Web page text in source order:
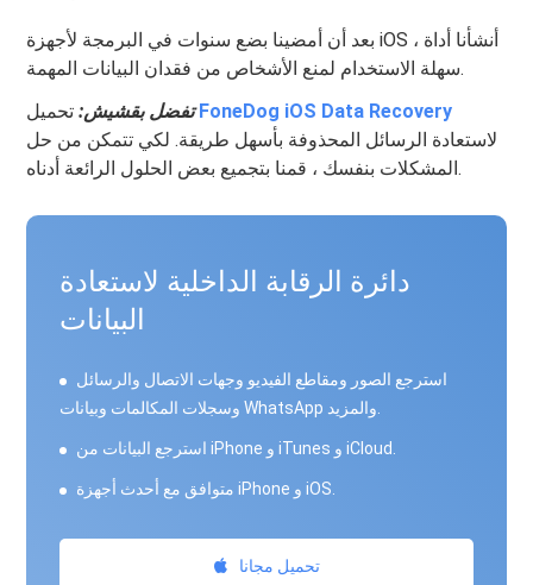
بعد أن أمضينا بضع سنوات في البرمجة لأجهزة iOS ، أنشأنا أداة
سهلة الاستخدام لمنع الأشخاص من فقدان البيانات المهمة.
تفضل بقشيش:تحميلFoneDog iOS Data Recovery
لاستعادة الرسائل المحذوفة بأسهل طريقة. لكي تتمكن من حل
المشكلات بنفسك ، قمنا بتجميع بعض الحلول الرائعة أدناه.
دائرة الرقابة الداخلية لاستعادة
البيانات
استرجع الصور ومقاطع الفيديو وجهات الاتصال والرسائل
استرجع البيانات من iPhone و iTunes و iCloud.
متوافق مع أحدث أجهزة iPhone و iOS.
تحميل مجانا